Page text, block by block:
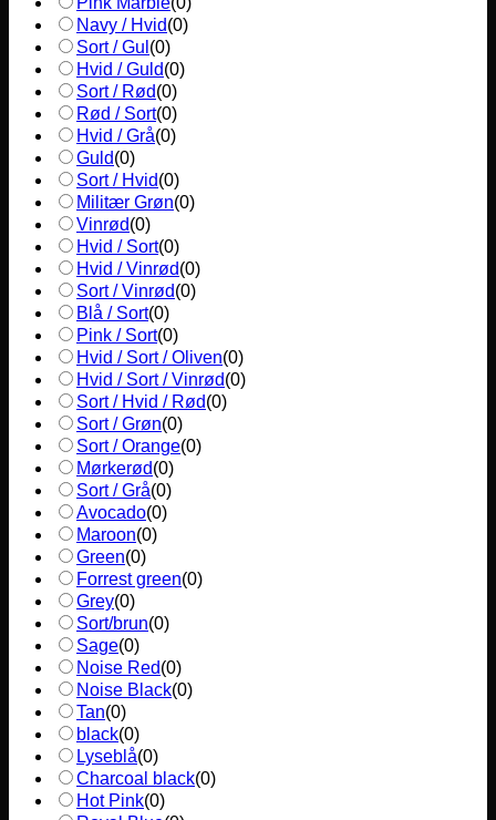
Navy / Hvid(0)
Sort / Gul (0)
Hvid / Guld(0)
Sort / Rød(0)
Rød / Sort(0)
Hvid / Grå(0)
Guld(0)
Sort / Hvid(0)
Militær Grøn(0)
Vinrød(0)
Hvid / Sort(0)
Hvid / Vinrød(0)
Sort / Vinrød(0)
Blå / Sort(0)
Pink / Sort(0)
Hvid / Sort / Oliven(0)
Hvid / Sort / Vinrød(0)
Sort / Hvid / Rød(0)
Sort / Grøn(0)
Sort / Orange(0)
Mørkerød(0)
Sort / Grå(0)
Avocado(0)
Maroon(0)
Green(0)
Forrest green(0)
Grey(0)
Sort/brun(0)
Sage(0)
Noise Red(0)
Noise Black(0)
Tan(0)
black(0)
Lyseblå(0)
Charcoal black(0)
Hot Pink(0)